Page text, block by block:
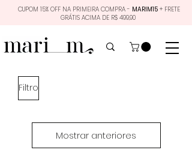
CUPOM 15% OFF NA PRIMEIRA COMPRA - MARIM15+ FRETE
GRÁTIS ACIMA DE R$ 499,90
Filtro
Mostrar anteriores